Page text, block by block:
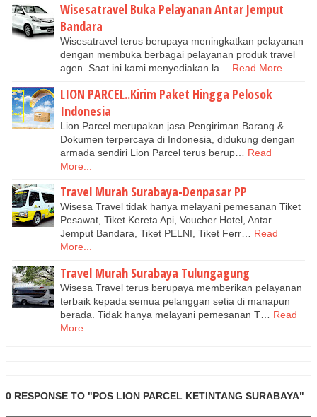
Wisesatravel Buka Pelayanan Antar Jemput
Bandara
Wisesatravel terus berupaya meningkatkan pelayanan
dengan membuka berbagai pelayanan produk travel
agen. Saat ini kami menyediakan la…
Read More...
LION PARCEL..Kirim Paket Hingga Pelosok
Indonesia
Lion Parcel merupakan jasa Pengiriman Barang &
Dokumen terpercaya di Indonesia, didukung dengan
armada sendiri Lion Parcel terus berup…
Read
More...
Travel Murah Surabaya-Denpasar PP
Wisesa Travel tidak hanya melayani pemesanan Tiket
Pesawat, Tiket Kereta Api, Voucher Hotel, Antar
Jemput Bandara, Tiket PELNI, Tiket Ferr…
Read
More...
Travel Murah Surabaya Tulungagung
Wisesa Travel terus berupaya memberikan pelayanan
terbaik kepada semua pelanggan setia di manapun
berada. Tidak hanya melayani pemesanan T…
Read
More...
0 RESPONSE TO "POS LION PARCEL KETINTANG SURABAYA"